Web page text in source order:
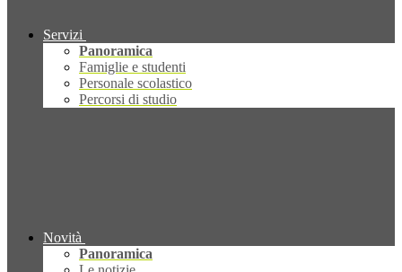
Servizi
Panoramica
Famiglie e studenti
Personale scolastico
Percorsi di studio
Novità
Panoramica